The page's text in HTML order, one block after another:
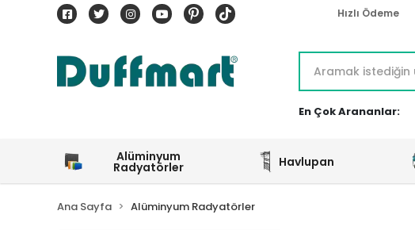
Hızlı Ödeme
En Çok Arananlar:
Alüminyum
Radyatörler Havlupan
Ana Sayfa Alüminyum Radyatörler